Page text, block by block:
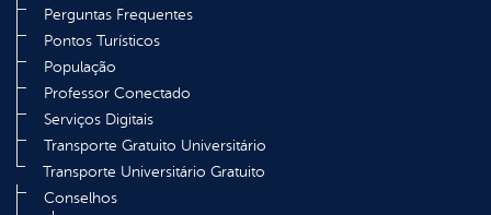
Perguntas Frequentes
Pontos Turísticos
População
Professor Conectado
Serviços Digitais
Transporte Gratuito Universitário
Transporte Universitário Gratuito
Conselhos